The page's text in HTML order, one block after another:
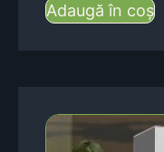
Adaugă în coș